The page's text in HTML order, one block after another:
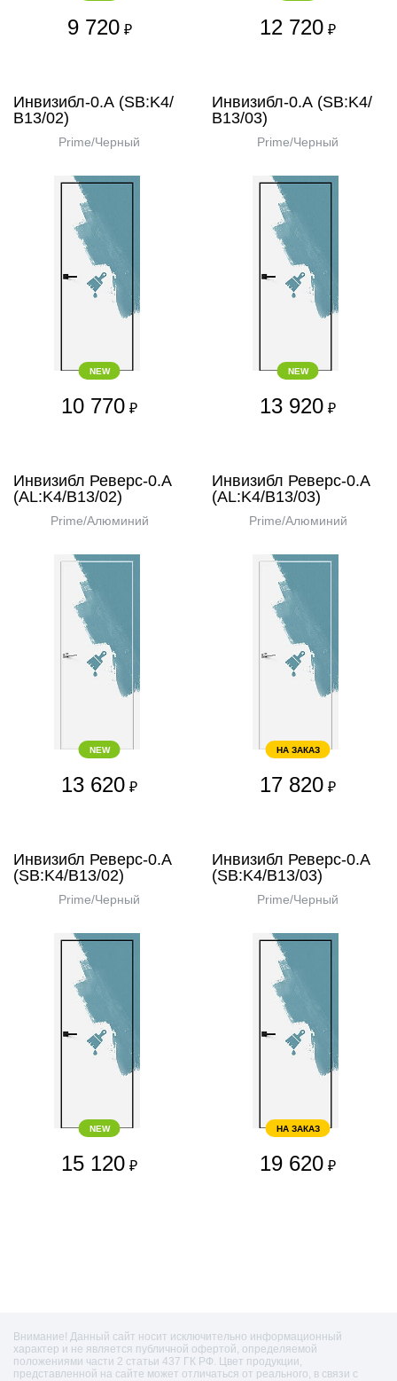
9 720 ₽ 12 720 ₽
Инвизибл-0.А (SB:K4/
В13/02)
Prime/Черный
NEW
10 770 ₽
Инвизибл-0.А (SB:K4/
В13/03)
Prime/Черный
NEW
13 920 ₽
Инвизибл Реверс-0.А
(AL:K4/В13/02)
Prime/Алюминий
NEW
13 620 ₽
Инвизибл Реверс-0.А
(AL:K4/В13/03)
Prime/Алюминий
НА ЗАКАЗ
17 820 ₽
Инвизибл Реверс-0.А
(SB:K4/В13/02)
Prime/Черный
NEW
15 120 ₽
Инвизибл Реверс-0.А
(SB:K4/В13/03)
Prime/Черный
НА ЗАКАЗ
19 620 ₽
Внимание! Данный сайт носит исключительно информационный
характер и не является публичной офертой, определяемой
положениями части 2 статьи 437 ГК РФ. Цвет продукции,
представленной на сайте может отличаться от реального, в связи с